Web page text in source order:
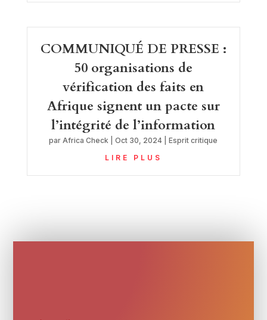
COMMUNIQUÉ DE PRESSE :
50 organisations de
vérification des faits en
Afrique signent un pacte sur
l’intégrité de l’information
parAfrica Check |Oct 30, 2024 |Esprit critique
LIRE PLUS